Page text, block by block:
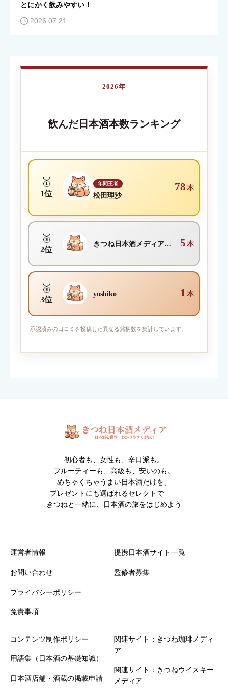
写真を添付
・投稿内容は運営確認後に公開されます
とにかく飲みやすい！
2026.07.21
2026年
飲んだ日本酒本数ランキング
🥇
1位
年間王者
松田理沙
78 本
🥈
2位
きつね日本酒メディア編集部 5 本
🥉
3位
yoshiko 1 本
承認済みの口コミを投稿した異なる銘柄数を集計しています。
初心者も、女性も、辛口派も。
フルーティーも、高級も、安いのも。
めちゃくちゃうまい日本酒だけを、
プレゼントにも選ばれるセレクトで――
きつねと一緒に、日本酒の旅をはじめよう
運営者情報
お問い合わせ
プライバシーポリシー
免責事項
提携日本酒サイト一覧
監修者募集
コンテンツ制作ポリシー
用語集（日本酒の基礎知識）
日本酒店舗・酒蔵の掲載申請
関連サイト：きつね珈琲メディ
ア
関連サイト：きつねウイスキー
メディア